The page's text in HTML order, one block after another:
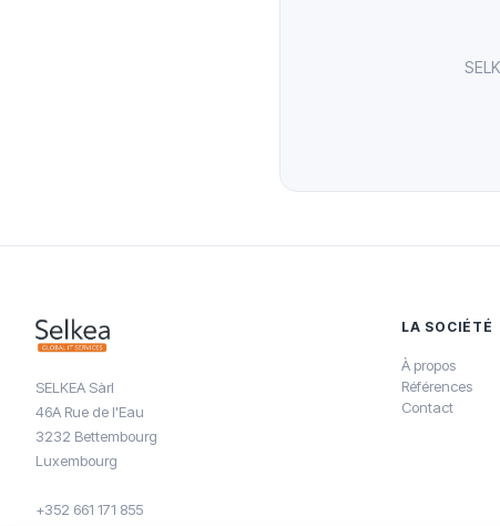
SELKEA Sàrl
46A Rue de l'Eau
3232 Bettembourg
Luxembourg
+352 661 171 855
LA SOCIÉTÉ
À propos
Références
Contact